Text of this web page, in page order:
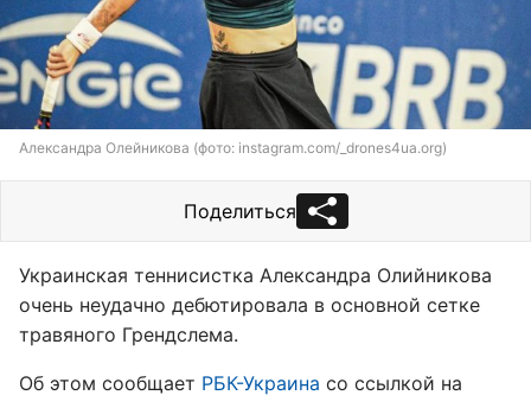
Александра Олейникова (фото: instagram.com/_drones4ua.org)
Поделиться
Украинская теннисистка Александра Олийникова
очень неудачно дебютировала в основной сетке
травяного Грендслема.
Об этом сообщает РБК-Украина со ссылкой на